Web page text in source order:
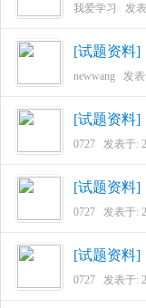
我爱学习 发
[试题资料]
newwang 发表
[试题资料]
0727 发表于:
[试题资料]
0727 发表于:
[试题资料]
0727 发表于: